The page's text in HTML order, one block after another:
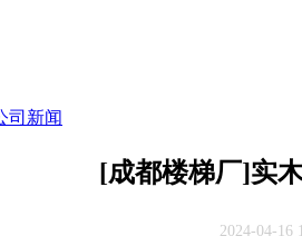
司新闻
[成都楼梯厂]实
2024-04-